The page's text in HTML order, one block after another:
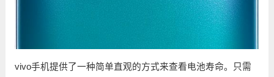
vivo手机提供了一种简单直观的方式来查看电池寿命。只需